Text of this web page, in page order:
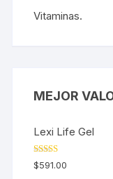
Vitaminas.
MEJOR
Lexi Life Gel
Valorado en
5.00 de 5
$591.00